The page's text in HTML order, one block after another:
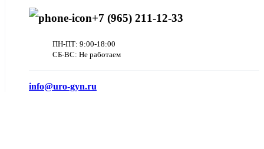
+7 (965) 211-12-33
ПН-ПТ: 9:00-18:00
СБ-ВС: Не работаем
info@uro-gyn.ru